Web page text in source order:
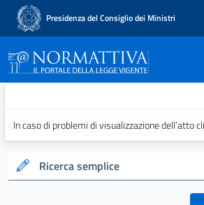
Presidenza del Consiglio dei Ministri
Normattiva - Il
In caso di problemi di visualizzazione dell’atto
Ricerca semplice